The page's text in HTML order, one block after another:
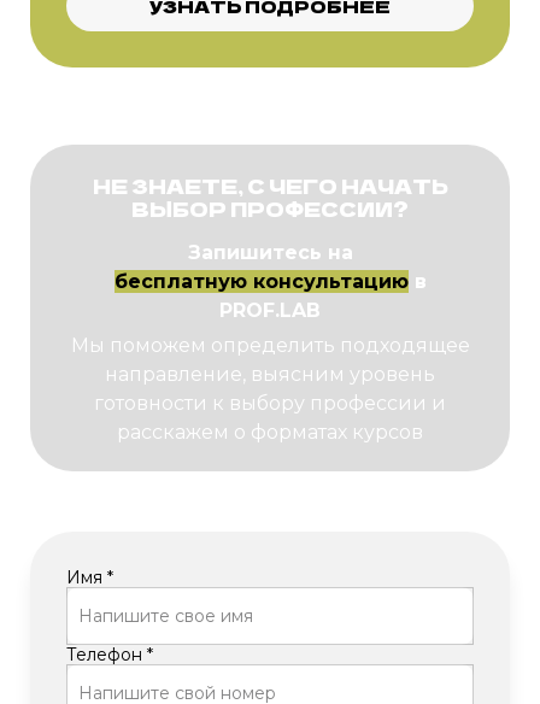
УЗНАТЬ ПОДРОБНЕЕ
НЕ ЗНАЕТЕ, С ЧЕГО НАЧАТЬ
ВЫБОР ПРОФЕССИИ?
Запишитесь на
бесплатную консультацию в
PROF.LAB
Мы поможем определить подходящее
направление, выясним уровень
готовности к выбору профессии и
расскажем о форматах курсов
Имя *
Телефон *